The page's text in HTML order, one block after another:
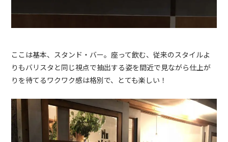
ここは基本、スタンド・バー。座って飲む、従来のスタイルよ
りもバリスタと同じ視点で抽出する姿を間近で見ながら仕上が
りを待てるワクワク感は格別で、とても楽しい！